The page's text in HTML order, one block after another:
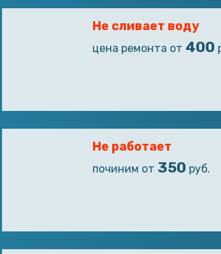
Не сливает воду
цена ремонта от 400
Не работает
починим от 350 руб.